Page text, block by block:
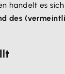
handelt es
des